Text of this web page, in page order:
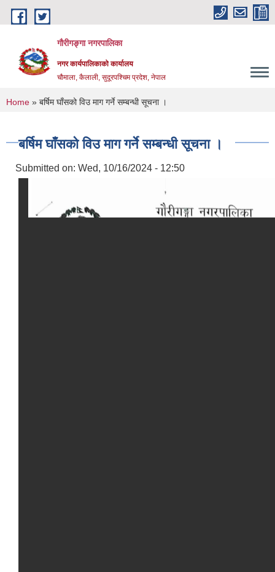
Skip to main content
गौरीगङ्गा नगरपालिका
नगर कार्यपालिकाको कार्यालय
चौमाला, कैलाली, सुदूरपश्चिम प्रदेश, नेपाल
You are here
Home » बर्षिम घाँसको विउ माग गर्ने सम्बन्धी सूचना ।
बर्षिम घाँसको विउ माग गर्ने सम्बन्धी सूचना ।
Submitted on: Wed, 10/16/2024 - 12:50